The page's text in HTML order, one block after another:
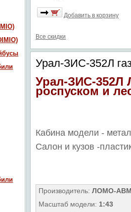
Добавить в корзину
Все скидки
Урал-ЗИС-352Л
Урал-ЗИС-352Л
роспуском и
Кабина модели -
Салон и кузов -
Производитель: ЛОМО-АВМ
Масштаб модели: 1:43